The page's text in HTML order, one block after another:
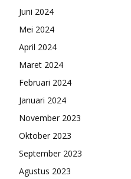
Juni 2024
Mei 2024
April 2024
Maret 2024
Februari 2024
Januari 2024
November 2023
Oktober 2023
September 2023
Agustus 2023